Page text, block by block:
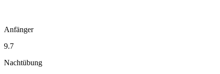
Anfänger
9.7
Nachtübung